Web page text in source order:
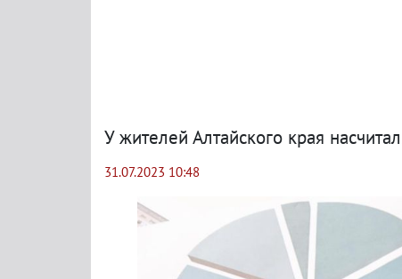
У жителей Алтайского края
31.07.2023 10:48